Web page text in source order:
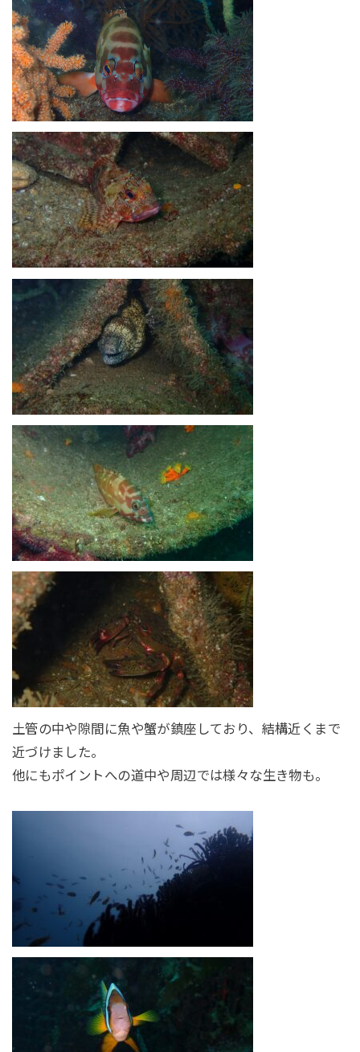
土管の中や隙間に魚や蟹が鎮座しており、結構近くまで
近づけました。
他にもポイントへの道中や周辺では様々な生き物も。